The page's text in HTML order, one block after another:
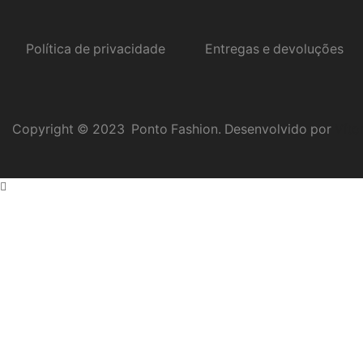
Política de privacidade Entregas e devoluções
Copyright © 2023 Ponto Fashion. Desenvolvido por